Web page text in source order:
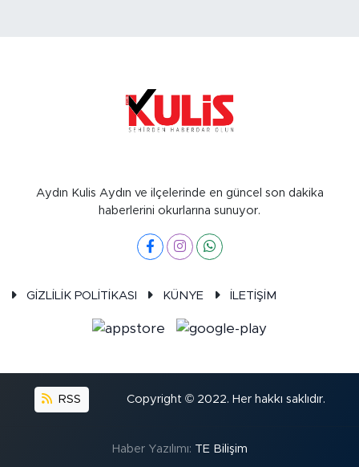
Aydın Kulis Aydın ve ilçelerinde en güncel son dakika
haberlerini okurlarına sunuyor.
GİZLİLİK POLİTİKASI KÜNYE İLETİŞİM
RSS Copyright © 2022. Her hakkı saklıdır.
Haber Yazılımı: TE Bilişim